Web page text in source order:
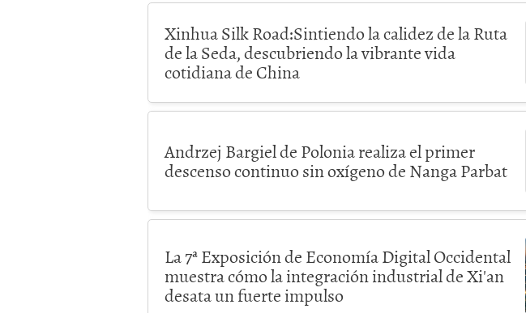
Xinhua Silk Road:Sintiendo la calidez de la Ruta
de la Seda, descubriendo la vibrante vida
cotidiana de China
Andrzej Bargiel de Polonia realiza el primer
descenso continuo sin oxígeno de Nanga Parbat
La 7ª Exposición de Economía Digital Occidental
muestra cómo la integración industrial de Xi'an
desata un fuerte impulso